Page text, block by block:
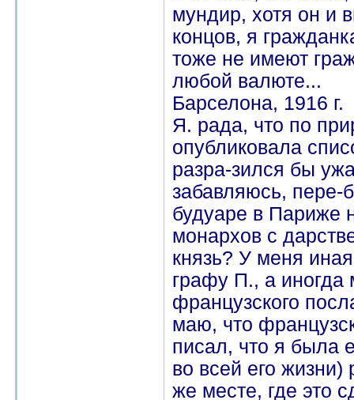
мундир, хотя он и
концов, я
тоже не имеют
любой валюте...
Барселона, 1916 г.
Я. рада, что по
опубликовала
разра-зился бы
забавляюсь, пере-
будуаре в Париже
монархов с
князь? У меня
графу П., а иногда
французского
маю, что
писал, что я была
во всей его
же месте, где это